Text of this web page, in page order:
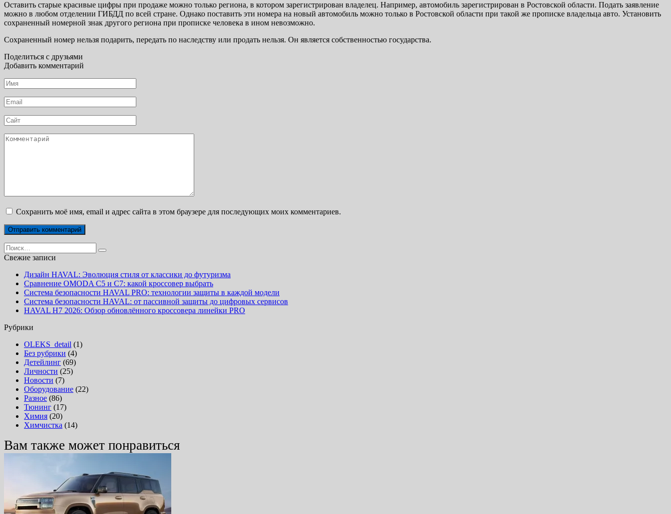
Оставить старые красивые цифры при продаже можно только региона, в котором зарегистрирован владелец. Например, автомобиль зарегистрирован в Ростовской области. Подать заявление
можно в любом отделении ГИБДД по всей стране. Однако поставить эти номера на новый автомобиль можно только в Ростовской области при такой же прописке владельца авто. Установить
сохраненный номерной знак другого региона при прописке человека в ином невозможно.
Сохраненный номер нельзя подарить, передать по наследству или продать нельзя. Он является собственностью государства.
Поделиться с друзьями
Добавить комментарий
Имя
*
Email
*
Сайт
Комментарий
Сохранить моё имя, email и адрес сайта в этом браузере для последующих моих комментариев.
Search
for:
Свежие записи
Дизайн HAVAL: Эволюция стиля от классики до футуризма
Сравнение OMODA C5 и C7: какой кроссовер выбрать
Система безопасности HAVAL PRO: технологии защиты в каждой модели
Система безопасности HAVAL: от пассивной защиты до цифровых сервисов
HAVAL H7 2026: Обзор обновлённого кроссовера линейки PRO
Рубрики
OLEKS_detail (1)
Без рубрики (4)
Детейлинг (69)
Личности (25)
Новости (7)
Оборудование (22)
Разное (86)
Тюнинг (17)
Химия (20)
Химчистка (14)
Вам также может понравиться